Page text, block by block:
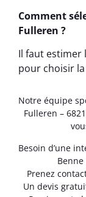
Comment
Fulleren ?
Il faut estimer
pour choisir
Notre équipe
Fulleren –
Besoin d’une
Prenez
Un devis